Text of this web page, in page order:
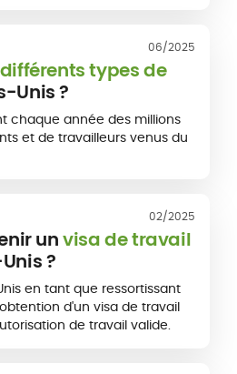
06/2025
différents types de
Unis ?
chaque année des millions
et de travailleurs venus du
02/2025
unvisa de travail
?
en tant que ressortissant
d'un visa de travail
de travail valide.